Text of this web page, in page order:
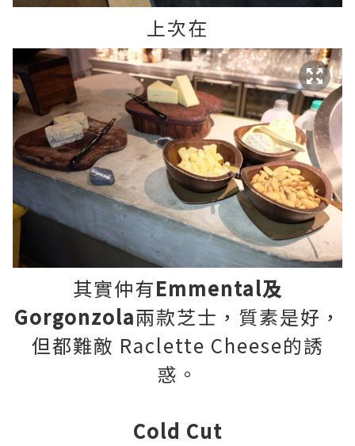
上次在
其實仲有Emmental及
Gorgonzola兩款芝士，質素是好，
但都難敵 Raclette Cheese的誘
惑。
Cold Cut